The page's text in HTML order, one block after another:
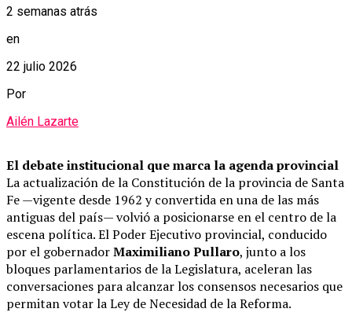
2 semanas atrás
en
22 julio 2026
Por
Ailén Lazarte
El debate institucional que marca la agenda provincial
La actualización de la Constitución de la provincia de Santa
Fe —vigente desde 1962 y convertida en una de las más
antiguas del país— volvió a posicionarse en el centro de la
escena política. El Poder Ejecutivo provincial, conducido
por el gobernadorMaximiliano Pullaro, junto a los
bloques parlamentarios de la Legislatura, aceleran las
conversaciones para alcanzar los consensos necesarios que
permitan votar la Ley de Necesidad de la Reforma.